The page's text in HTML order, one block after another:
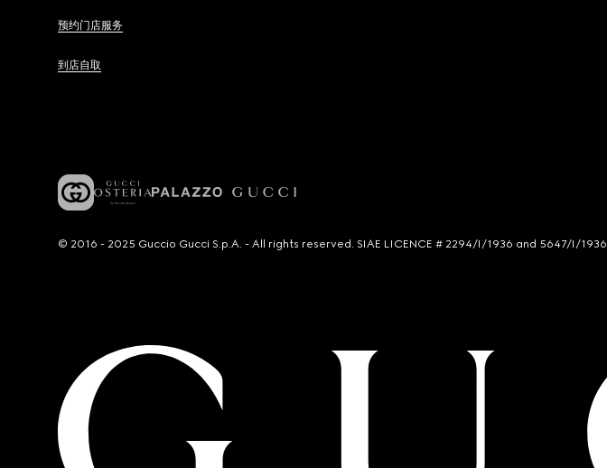
预约门店服务
到店自取
© 2016 - 2025 Guccio Gucci S.p.A. - All rights reserved. SIAE LICENCE # 2294/I/1936 and 5647/I/1936